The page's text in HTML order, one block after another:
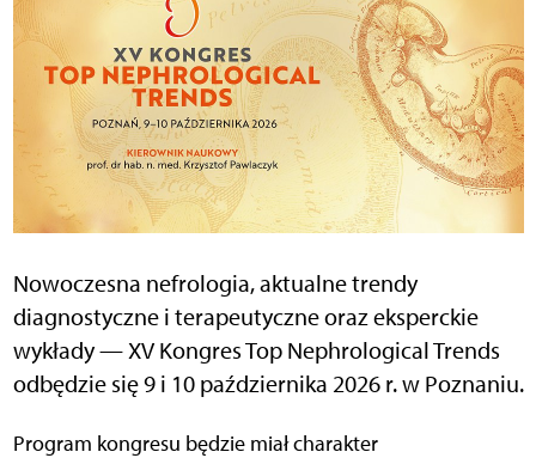
Nowoczesna nefrologia, aktualne trendy
diagnostyczne i terapeutyczne oraz eksperckie
wykłady — XV Kongres Top Nephrological Trends
odbędzie się 9 i 10 października 2026 r. w Poznaniu.
Program kongresu będzie miał charakter